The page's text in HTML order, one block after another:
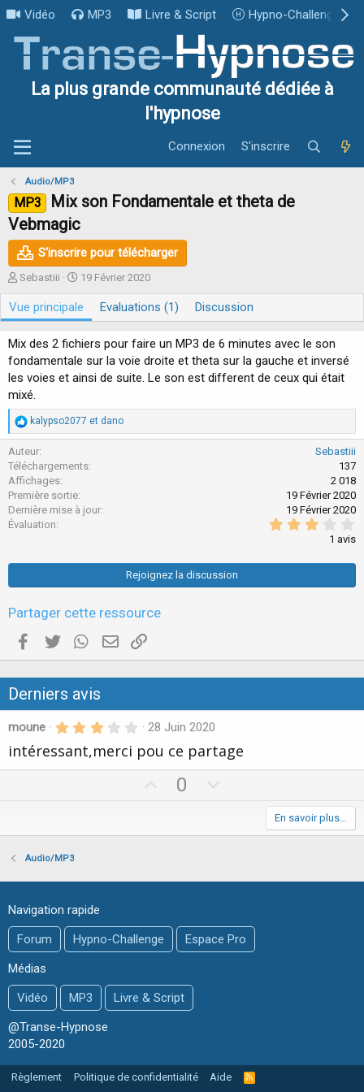
Vidéo MP3 Livre & Script Hypno-Challenge
La plus grande communauté dédiée à
l'hypnose
Connexion S'inscrire
Audio/MP3
MP3
Mix son Fondamentale et theta de
Vebmagic
S'inscrire pour télécharger
A
t
e
r
Sebastiii
D
t
e
e
c
r
a
t
i
n
19 Février 2020
Vue principale Evaluations (1) Discussion
Mix des 2 fichiers pour faire un MP3 de 6 minutes avec le son
fondamentale sur la voie droite et theta sur la gauche et inversé
les voies et ainsi de suite. Le son est different de ceux qui était
mixé.
R
é
c
t
i
o
n
s
kalypso2077 et dano
Auteur
Sebastiii
Téléchargements
137
Affichages
2 018
Première sortie
19 Février 2020
Dernière mise à jour
19 Février 2020
Évaluation
.
t
(
)
1 avis
Rejoignez la discussion
Partager cette ressource
Facebook
Twitter WhatsAppE-mail valide
Derniers avis
moune
3
0
0
é
e
)
28 Juin 2020
intéressant,merci pou ce partage
o
e
0
n
o
e
En savoir plus…
Audio/MP3
Navigation rapide
Forum
Hypno-Challenge
Espace Pro
Médias
Vidéo
MP3
Livre & Script
@Transe-Hypnose
2005-2020
Règlement Politique de confidentialité Aide
R
S